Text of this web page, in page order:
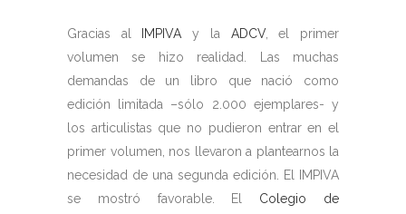
Gracias al IMPIVA y la ADCV, el primer
volumen se hizo realidad. Las muchas
demandas de un libro que nació como
edición limitada –sólo 2.000 ejemplares- y
los articulistas que no pudieron entrar en el
primer volumen, nos llevaron a plantearnos la
necesidad de una segunda edición. El IMPIVA
se mostró favorable. El Colegio de